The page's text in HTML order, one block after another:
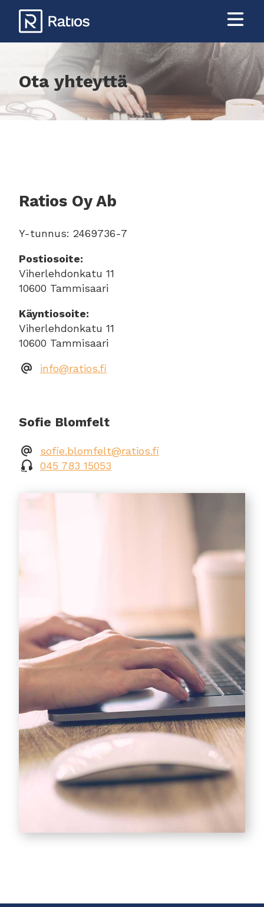
pääsisältöön
Ota yhteyttä
Ratios Oy Ab
Y-tunnus: 2469736-7
Postiosoite:
Viherlehdonkatu 11
10600 Tammisaari
Käyntiosoite:
Viherlehdonkatu 11
10600 Tammisaari
info@ratios.fi
Sofie Blomfelt
sofie.blomfelt@ratios.fi
045 783 15053